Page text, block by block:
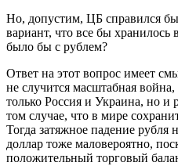
Но, допустим, ЦБ справился
вариант, что все бы хранилось
было бы с рублем?
Ответ на этот вопрос имеет
не случится масштабная
только Россия и Украина, но и
том случае, что в мире
Тогда затяжное падение рубля
доллар тоже маловероятно,
положительный торговый